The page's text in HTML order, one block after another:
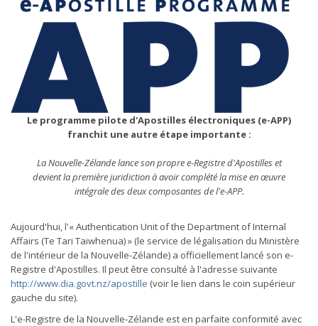
Le programme pilote d'Apostilles électroniques (e-APP)
franchit une autre étape importante :
La Nouvelle-Zélande lance son propre e-Registre d'Apostilles et
devient la première juridiction à avoir complété la mise en œuvre
intégrale des deux composantes de l'e-APP.
Aujourd'hui, l'« Authentication Unit of the Department of Internal
Affairs (Te Tari Taiwhenua) » (le service de légalisation du Ministère
de l'intérieur de la Nouvelle-Zélande) a officiellement lancé son e-
Registre d'Apostilles. Il peut être consulté à l'adresse suivante
http://www.dia.govt.nz/apostille (voir le lien dans le coin supérieur
gauche du site).
L'e-Registre de la Nouvelle-Zélande est en parfaite conformité avec